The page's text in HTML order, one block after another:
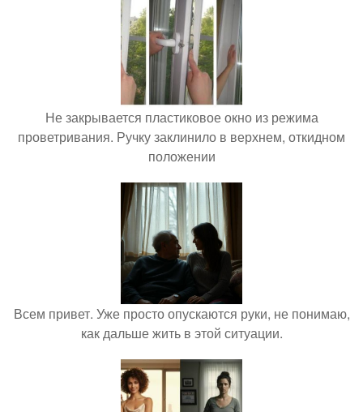
Не закрывается пластиковое окно из режима
проветривания. Ручку заклинило в верхнем, откидном
положении
Всем привет. Уже просто опускаются руки, не понимаю,
как дальше жить в этой ситуации.